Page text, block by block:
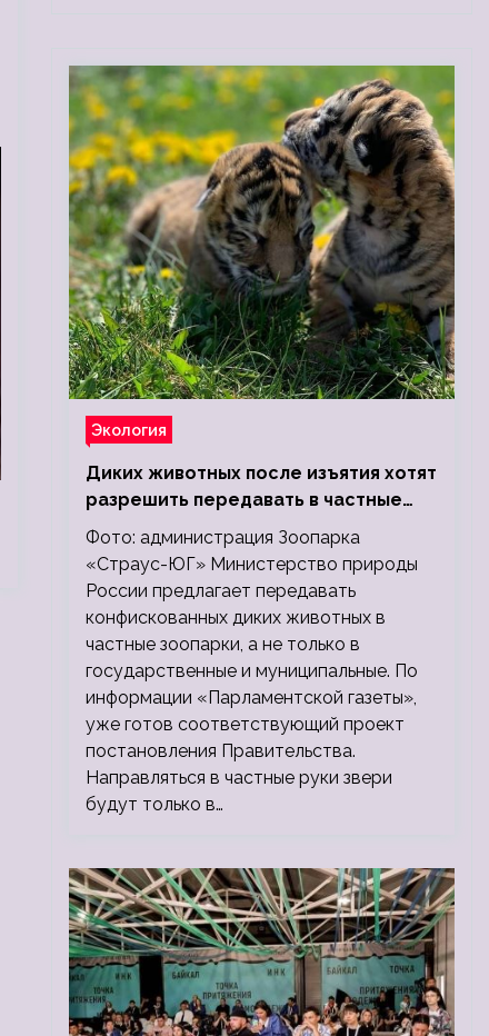
Экология
Диких животных после изъятия хотят
разрешить передавать в частные
зоопарки
Фото: администрация Зоопарка
«Страус-ЮГ» Министерство природы
России предлагает передавать
конфискованных диких животных в
частные зоопарки, а не только в
государственные и муниципальные. По
информации «Парламентской газеты»,
уже готов соответствующий проект
постановления Правительства.
Направляться в частные руки звери
будут только в…